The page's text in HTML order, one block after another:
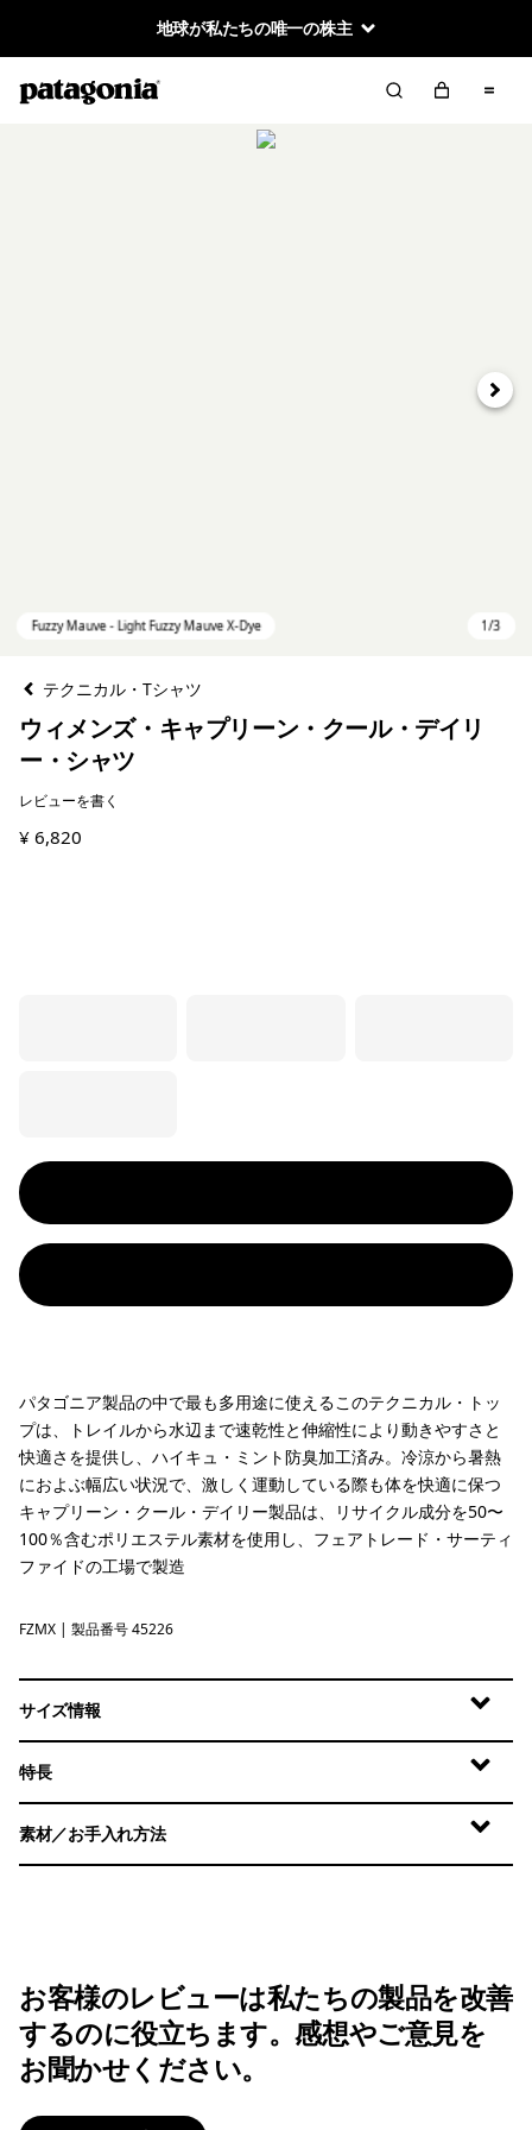
地球が私たちの唯一の株主
次へ
テクニカル・Tシャツ
ウィメンズ・キャプリーン・クール・デイリ
ー・シャツ
レビューを書く
¥ 6,820
パタゴニア製品の中で最も多用途に使えるこのテクニカル・トッ
プは、トレイルから水辺まで速乾性と伸縮性により動きやすさと
快適さを提供し、ハイキュ・ミント防臭加工済み。冷涼から暑熱
におよぶ幅広い状況で、激しく運動している際も体を快適に保つ
キャプリーン・クール・デイリー製品は、リサイクル成分を50〜
100％含むポリエステル素材を使用し、フェアトレード・サーティ
ファイドの工場で製造
Fuzzy Mauve - Light Fuzzy Mauve X-Dye
FZMX | 製品番号 45226
サイズ情報
特長
素材／お手入れ方法
お客様のレビューは私たちの製品を改善
するのに役立ちます。感想やご意見を
お聞かせください。